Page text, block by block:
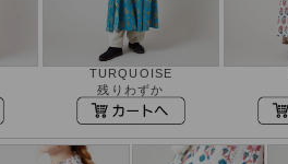
TURQUOISE
残りわずか